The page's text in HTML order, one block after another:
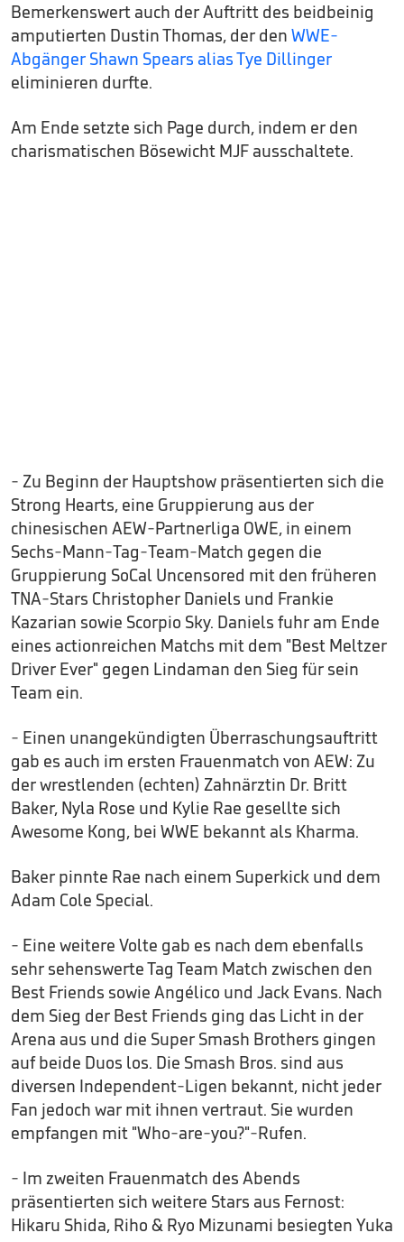
Bemerkenswert auch der Auftritt des beidbeinig
amputierten Dustin Thomas, der den WWE-
Abgänger Shawn Spears alias Tye Dillinger
eliminieren durfte.
Am Ende setzte sich Page durch, indem er den
charismatischen Bösewicht MJF ausschaltete.
- Zu Beginn der Hauptshow präsentierten sich die
Strong Hearts, eine Gruppierung aus der
chinesischen AEW-Partnerliga OWE, in einem
Sechs-Mann-Tag-Team-Match gegen die
Gruppierung SoCal Uncensored mit den früheren
TNA-Stars Christopher Daniels und Frankie
Kazarian sowie Scorpio Sky. Daniels fuhr am Ende
eines actionreichen Matchs mit dem "Best Meltzer
Driver Ever" gegen Lindaman den Sieg für sein
Team ein.
- Einen unangekündigten Überraschungsauftritt
gab es auch im ersten Frauenmatch von AEW: Zu
der wrestlenden (echten) Zahnärztin Dr. Britt
Baker, Nyla Rose und Kylie Rae gesellte sich
Awesome Kong, bei WWE bekannt als Kharma.
Baker pinnte Rae nach einem Superkick und dem
Adam Cole Special.
- Eine weitere Volte gab es nach dem ebenfalls
sehr sehenswerte Tag Team Match zwischen den
Best Friends sowie Angélico und Jack Evans. Nach
dem Sieg der Best Friends ging das Licht in der
Arena aus und die Super Smash Brothers gingen
auf beide Duos los. Die Smash Bros. sind aus
diversen Independent-Ligen bekannt, nicht jeder
Fan jedoch war mit ihnen vertraut. Sie wurden
empfangen mit "Who-are-you?"-Rufen.
- Im zweiten Frauenmatch des Abends
präsentierten sich weitere Stars aus Fernost:
Hikaru Shida, Riho & Ryo Mizunami besiegten Yuka